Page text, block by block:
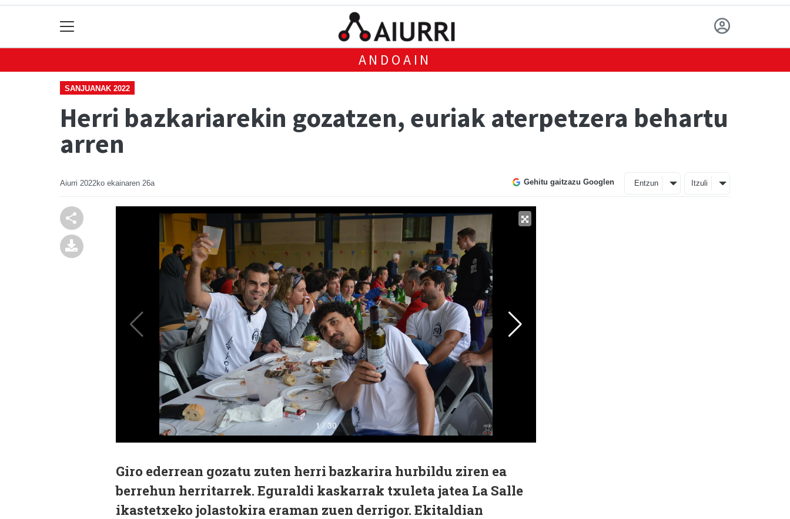
ANDOAIN
SANJUANAK 2022
Herri bazkariarekin gozatzen, euriak aterpetzera behartu
arren
Aiurri 2022ko ekainaren 26a Gehitu gaitzazu Googlen Entzun Itzuli
Giro ederrean gozatu zuten herri bazkarira hurbildu ziren ea
berrehun herritarrek. Eguraldi kaskarrak txuleta jatea La Salle
ikastetxeko jolastokira eraman zuen derrigor. Ekitaldian